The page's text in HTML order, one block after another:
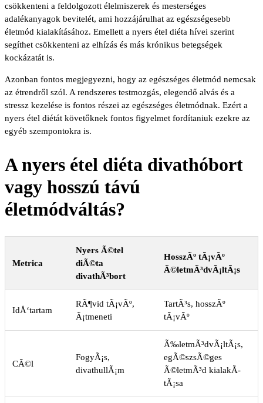
csökkenteni a feldolgozott élelmiszerek és mesterséges
adalékanyagok bevitelét, ami hozzájárulhat az egészségesebb
életmód kialakításához. Emellett a nyers étel diéta hívei szerint
segíthet csökkenteni az elhízás és más krónikus betegségek
kockázatát is.
Azonban fontos megjegyezni, hogy az egészséges életmód nemcsak
az étrendről szól. A rendszeres testmozgás, elegendő alvás és a
stressz kezelése is fontos részei az egészséges életmódnak. Ezért a
nyers étel diétát követőknek fontos figyelmet fordítaniuk ezekre az
egyéb szempontokra is.
A nyers étel diéta divathóbort
vagy hosszú távú
életmódváltás?
Metrica
Nyers Ã©tel
diÃ©ta
divathÃ³bort
HosszÃº tÃ¡vÃº
Ã©letmÃ³dvÃ¡ltÃ¡s
IdÅ‘tartam
RÃ¶vid tÃ¡vÃº,
Ã¡tmeneti
TartÃ³s, hosszÃº
tÃ¡vÃº
CÃ©l
FogyÃ¡s,
divathullÃ¡m
Ã‰letmÃ³dvÃ¡ltÃ¡s,
egÃ©szsÃ©ges
Ã©letmÃ³d kialakÃ­
tÃ¡sa